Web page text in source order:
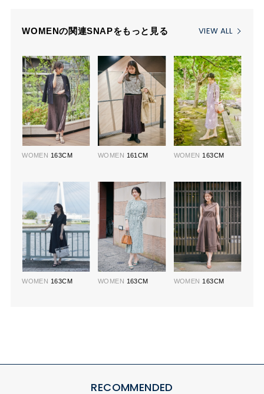
WOMENの関連SNAPをもっと見る VIEW ALL
WOMEN 163CM WOMEN 161CM WOMEN 163CM
WOMEN 163CM WOMEN 163CM WOMEN 163CM
RECOMMENDED